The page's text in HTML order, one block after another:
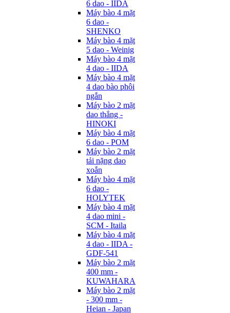
6 dao - IIDA
Máy bào 4 mặt
6 dao -
SHENKO
Máy bào 4 mặt
5 dao - Weinig
Máy bào 4 mặt
4 dao - IIDA
Máy bào 4 mặt
4 dao bào phôi
ngắn
Máy bào 2 mặt
dao thẳng -
HINOKI
Máy bào 4 mặt
6 dao - POM
Máy bào 2 mặt
tải nặng dao
xoắn
Máy bào 4 mặt
6 dao -
HOLYTEK
Máy bào 4 mặt
4 dao mini -
SCM - Itaila
Máy bào 4 mặt
4 dao - IIDA -
GDF-541
Máy bào 2 mặt
400 mm -
KUWAHARA
Máy bào 2 mặt
- 300 mm -
Heian - Japan